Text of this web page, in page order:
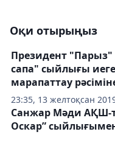
Оқи отырыңыз
23:35, 13 желтоқсан
Президент
сапа" сыйлығы
марапаттау
Санжар Мәди АҚШ-
Оскар”